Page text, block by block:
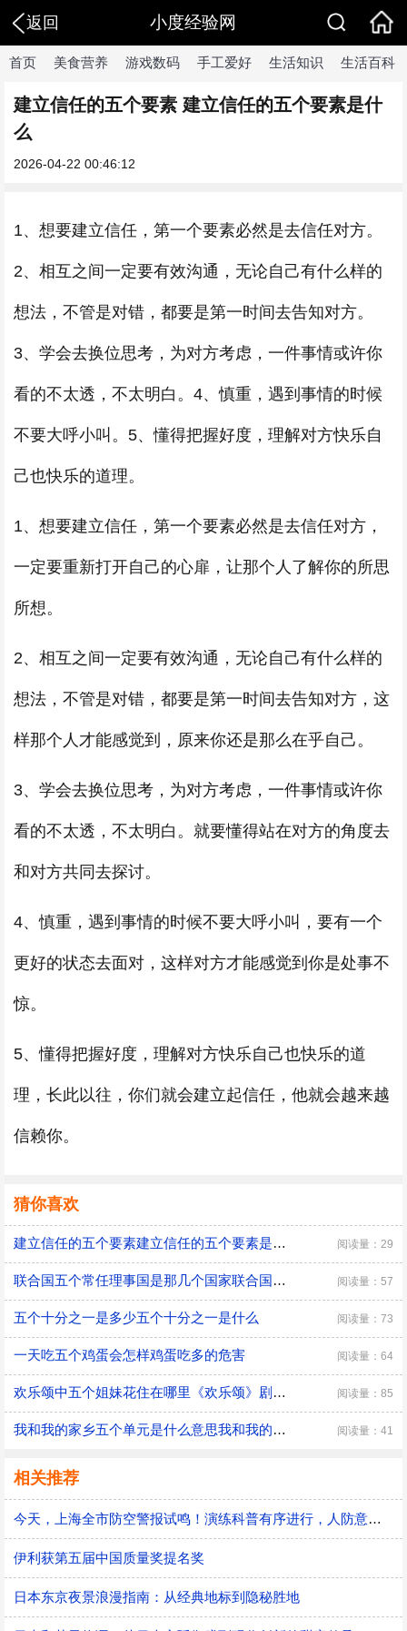
返回 小度经验网
首页 美食营养 游戏数码 手工爱好 生活知识 生活百科
建立信任的五个要素 建立信任的五个要素是什
么
2026-04-22 00:46:12
1、想要建立信任，第一个要素必然是去信任对方。
2、相互之间一定要有效沟通，无论自己有什么样的
想法，不管是对错，都要是第一时间去告知对方。
3、学会去换位思考，为对方考虑，一件事情或许你
看的不太透，不太明白。4、慎重，遇到事情的时候
不要大呼小叫。5、懂得把握好度，理解对方快乐自
己也快乐的道理。
1、想要建立信任，第一个要素必然是去信任对方，
一定要重新打开自己的心扉，让那个人了解你的所思
所想。
2、相互之间一定要有效沟通，无论自己有什么样的
想法，不管是对错，都要是第一时间去告知对方，这
样那个人才能感觉到，原来你还是那么在乎自己。
3、学会去换位思考，为对方考虑，一件事情或许你
看的不太透，不太明白。就要懂得站在对方的角度去
和对方共同去探讨。
4、慎重，遇到事情的时候不要大呼小叫，要有一个
更好的状态去面对，这样对方才能感觉到你是处事不
惊。
5、懂得把握好度，理解对方快乐自己也快乐的道
理，长此以往，你们就会建立起信任，他就会越来越
信赖你。
猜你喜欢
建立信任的五个要素建立信任的五个要素是什么 阅读量：29
联合国五个常任理事国是那几个国家联合国五个常任理事国有哪些 阅读量：57
五个十分之一是多少五个十分之一是什么 阅读量：73
一天吃五个鸡蛋会怎样鸡蛋吃多的危害 阅读量：64
欢乐颂中五个姐妹花住在哪里《欢乐颂》剧情简介 阅读量：85
我和我的家乡五个单元是什么意思我和我的家乡五个单元的意思 阅读量：41
相关推荐
今天，上海全市防空警报试鸣！演练科普有序进行，人防意识“声入人心”
伊利获第五届中国质量奖提名奖
日本东京夜景浪漫指南：从经典地标到隐秘胜地